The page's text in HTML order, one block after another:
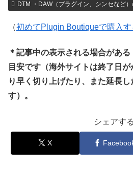
DTM ・DAW（プラグイン、シンセなど
（初めてPlugin Boutiqueで購入す
＊記事中の表示される場合があ
目安です（海外サイトは終了日
り早く切り上げたり、また延長
す）。
シェアする
X